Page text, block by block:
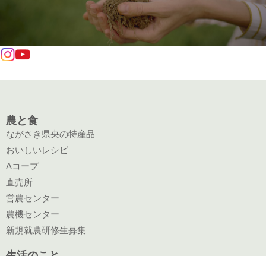
居状況等、私の属性に関する情報（これらの
情報に変更が生じた場合、変更後の情報を含
む。以下同じ）。
本契約に関する支払開始後の利用残高、月々
の支払状況等、取引の現状および履歴に関す
権利、およびこれら権利に付随したいっさい
の権利等に関する情報を含む）。
④支払能力判断のための情報
私の支払能力を調査するためまたは支払途上
農と食
ながさき県央の特産品
おいしいレシピ
Aコープ
直売所
営農センター
農機センター
新規就農研修生募集